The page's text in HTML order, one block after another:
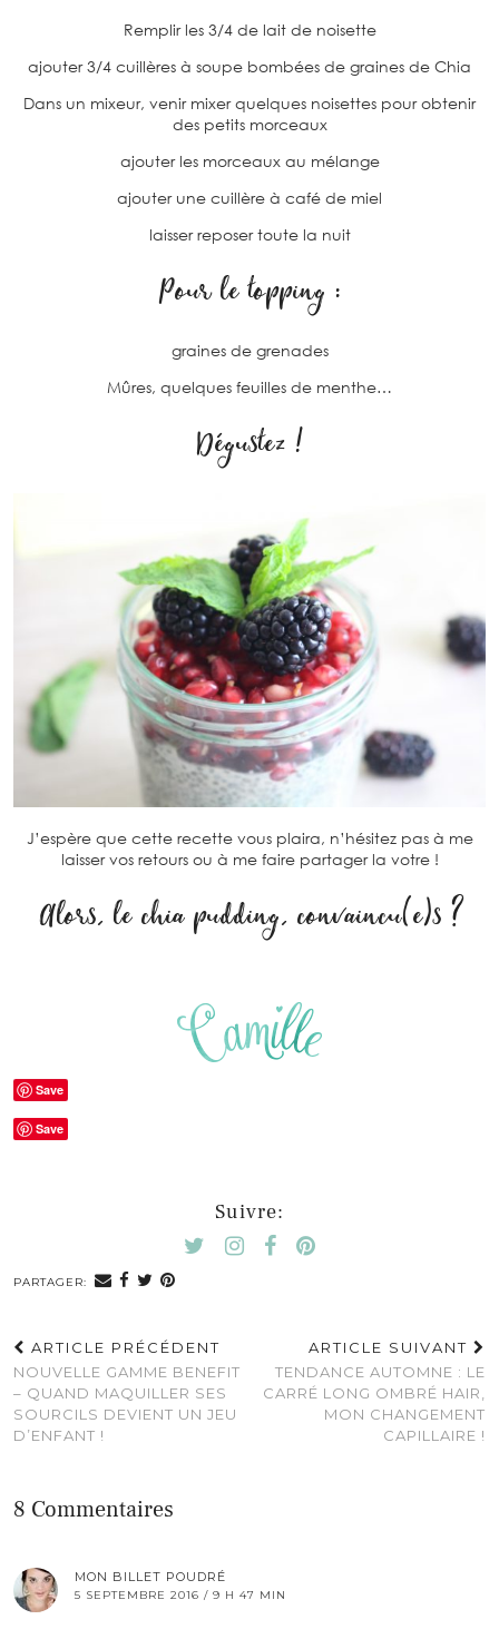
Remplir les 3/4 de lait de noisette
ajouter 3/4 cuillères à soupe bombées de graines de Chia
Dans un mixeur, venir mixer quelques noisettes pour obtenir
des petits morceaux
ajouter les morceaux au mélange
ajouter une cuillère à café de miel
laisser reposer toute la nuit
Pour le topping :
graines de grenades
Mûres, quelques feuilles de menthe…
Dégustez !
J’espère que cette recette vous plaira, n’hésitez pas à me
laisser vos retours ou à me faire partager la votre !
Alors, le chia pudding, convaincu(e)s ?
Save
Save
Suivre:
PARTAGER:
ARTICLE PRÉCÉDENT
NOUVELLE GAMME BENEFIT
– QUAND MAQUILLER SES
SOURCILS DEVIENT UN JEU
D’ENFANT !
ARTICLE SUIVANT
TENDANCE AUTOMNE : LE
CARRÉ LONG OMBRÉ HAIR,
MON CHANGEMENT
CAPILLAIRE !
8 Commentaires
MON BILLET POUDRÉ
5 SEPTEMBRE 2016 / 9 H 47 MIN